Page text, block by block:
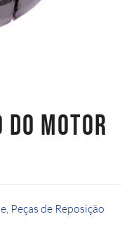
MOTOR
Peças de Reposição